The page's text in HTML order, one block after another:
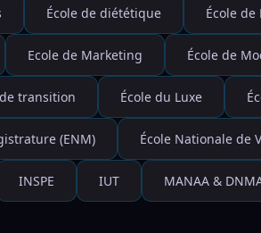
École de diététique École de
Ecole de Marketing École de
transition École du Luxe
(ENM) École Nationale de
INSPE IUT MANAA &